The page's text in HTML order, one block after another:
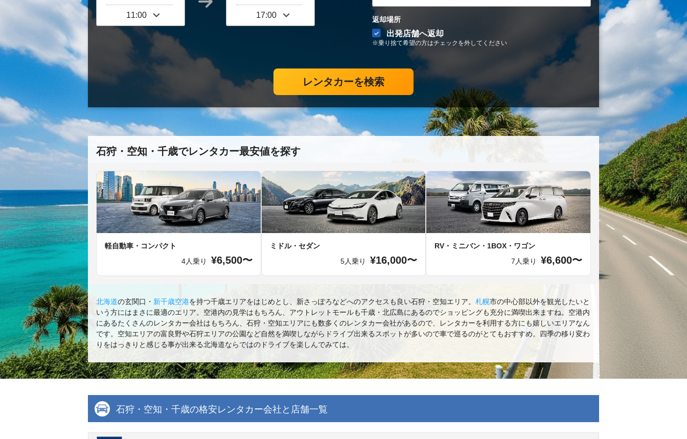
返却場所
出発店舗へ返却
※乗り捨て希望の方はチェックを外してください
レンタカーを検索
石狩・空知・千歳でレンタカー最安値を探す
軽自動車・コンパクト
4人乗り
¥6,500〜
ミドル・セダン
5人乗り
¥16,000〜
RV・ミニバン・1BOX・ワゴン
7人乗り
¥6,600〜
北海道の玄関口・ 新千歳空港を持つ千歳エリアをはじめとし、新さっぽろなどへのアクセスも良い石狩・空知エリア。 札幌市の中心部以外を観光したいと
いう方にはまさに最適のエリア。空港内の見学はもちろん、アウトレットモールも千歳・北広島にあるのでショッピングも充分に満喫出来ますね。空港内
にあるたくさんのレンタカー会社はもちろん、石狩・空知エリアにも数多くのレンタカー会社があるので、レンタカーを利用する方にも嬉しいエリアなん
です。空知エリアの富良野や石狩エリアの公園など自然を満喫しながらドライブ出来るスポットが多いので車で巡るのがとてもおすすめ。四季の移り変わ
りをはっきりと感じる事が出来る北海道ならではのドライブを楽しんでみては。
石狩・空知・千歳の格安レンタカー会社と店舗一覧